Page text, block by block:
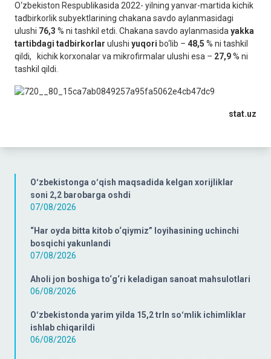
Oʻzbekistonga oʻqish maqsadida kelgan xorijliklar
soni 2,2 barobarga oshdi
07/08/2026
“Har oyda bitta kitob o‘qiymiz” loyihasining uchinchi
bosqichi yakunlandi
07/08/2026
Aholi jon boshiga to‘g‘ri keladigan sanoat mahsulotlari
06/08/2026
Oʻzbekistonda yarim yilda 15,2 trln soʻmlik ichimliklar
ishlab chiqarildi
06/08/2026
O‘zbekiston Respublikasida 2022- yilning yanvar-martida kichik
tadbirkorlik subyektlarining сhakana savdo aylanmasidagi
ulushi 76,3 % ni tashkil etdi. Сhakana savdo aylanmasida yakka
tartibdagi tadbirkorlar ulushi yuqori bo‘lib – 48,5 % ni tashkil
qildi, kichik korxonalar va mikrofirmalar ulushi esa – 27,9% ni
tashkil qildi.
stat.uz